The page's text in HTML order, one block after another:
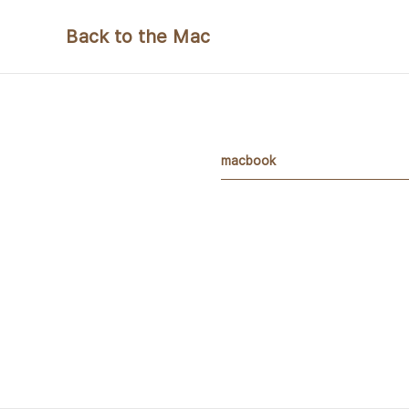
Back to the Mac
macbook